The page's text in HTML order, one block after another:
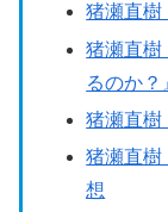
猪瀬直樹
猪瀬直樹
るのか？
猪瀬直樹
猪瀬直樹
想